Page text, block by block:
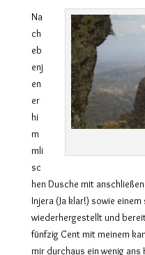
Na
ch
eb
enj
en
er
hi
m
mli
sc
hen Dusche mit
Injera (Ja klar!) sowie
wiederhergestellt und
fünfzig Cent mit meinem
mir durchaus ein wenig ans